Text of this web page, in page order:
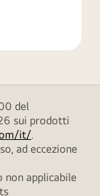
del
sui prodotti
it/.
ad eccezione
non applicabile